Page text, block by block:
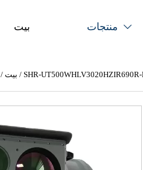
بيت منتجات 
بيت/ /SHR-